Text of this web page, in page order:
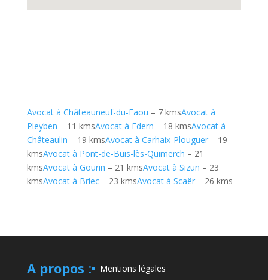
Avocat à Châteauneuf-du-Faou – 7 kmsAvocat à
Pleyben – 11 kmsAvocat à Edern – 18 kmsAvocat à
Châteaulin – 19 kmsAvocat à Carhaix-Plouguer– 19
kmsAvocat à Pont-de-Buis-lès-Quimerch – 21
kmsAvocat à Gourin – 21 kmsAvocat à Sizun – 23
kmsAvocat à Briec– 23 kmsAvocat à Scaër– 26 kms
A propos :
Mentions légales